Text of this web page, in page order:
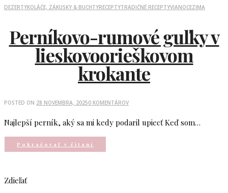
DEZERTYKOLÁČE, ZÁKUSKY & BUCHTYRECEPTYTRADIČNÉ RECEPTYVIANOCEZIMA
Perníkovo-rumové guľky v
lieskovoorieškovom
krokante
POSTED ON 28 NOVEMBRA, 20250 KOMENTÁROV
Najlepší perník, aký sa mi kedy podaril upiecť Keď som…
Pokračovať v čítaní
Zdieľať